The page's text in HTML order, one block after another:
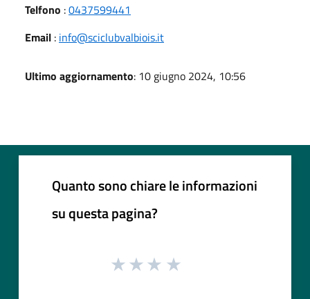
Telfono :0437599441
Email : info@sciclubvalbiois.it
Ultimo aggiornamento: 10 giugno 2024, 10:56
Quanto sono chiare le informazioni
su questa pagina?